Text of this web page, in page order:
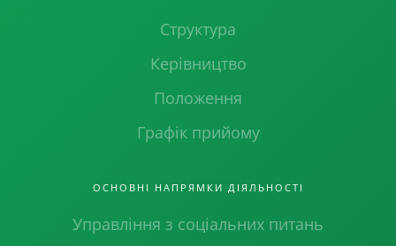
Структура
Керівництво
Положення
Графік прийому
ОСНОВНІ НАПРЯМКИ ДІЯЛЬНОСТІ
Управління з соціальних питань